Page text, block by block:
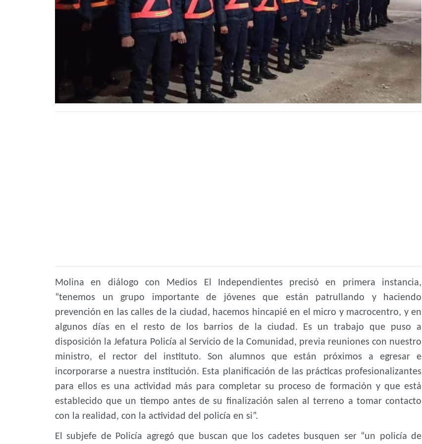
Molina en diálogo con Medios El Independientes precisó en primera instancia,
“tenemos un grupo importante de jóvenes que están patrullando y haciendo
prevención en las calles de la ciudad, hacemos hincapié en el micro y macrocentro, y en
algunos días en el resto de los barrios de la ciudad. Es un trabajo que puso a
disposición la Jefatura Policía al Servicio de la Comunidad, previa reuniones con nuestro
ministro, el rector del instituto. Son alumnos que están próximos a egresar e
incorporarse a nuestra institución. Esta planificación de las prácticas profesionalizantes
para ellos es una actividad más para completar su proceso de formación y que está
establecido que un tiempo antes de su finalización salen al terreno a tomar contacto
con la realidad, con la actividad del policía en si”.
El subjefe de Policía agregó que buscan que los cadetes busquen ser “un policía de